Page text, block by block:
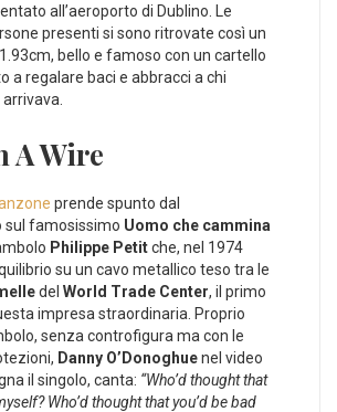
all’aeroporto di Dublino. Le
presenti si sono ritrovate così un
bello e famoso con un cartello
a regalare baci e abbracci a chi
A Wire
prende spunto dal
sul famosissimo Uomo che cammina
Philippe Petitche, nel 1974
su un cavo metallico teso tra le
del World Trade Center, il primo
impresa straordinaria. Proprio
senza controfigura ma con le
Danny O’Donoghuenel video
il singolo, canta: “Who’d thought that
Who’d thought that you’d be bad